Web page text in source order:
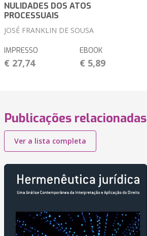
NULIDADES DOS ATOS
PROCESSUAIS
JOSÉ FRANKLIN DE SOUSA
IMPRESSO
€ 27,74
EBOOK
€ 5,89
Publicações relacionadas
Ver a lista completa